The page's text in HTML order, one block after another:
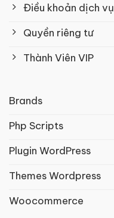
Điều khoản dịch vụ
Quyền riêng tư
Thành Viên VIP
Brands
Php Scripts
Plugin WordPress
Themes Wordpress
Woocommerce